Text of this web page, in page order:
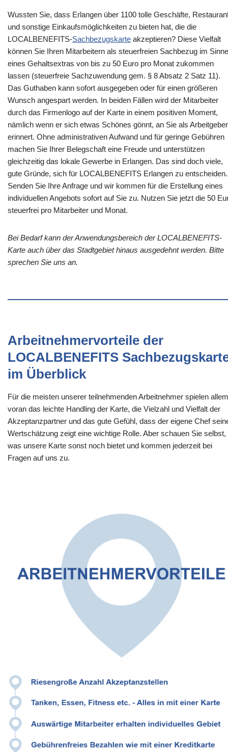
Wussten Sie, dass Erlangen über 1100 tolle Geschäfte,
und sonstige Einkaufsmöglichkeiten zu bieten hat, die die
LOCALBENEFITS-Sachbezugskarte akzeptieren? Diese Vielfalt
können Sie Ihren Mitarbeitern als steuerfreien Sachbezug im Sinne
eines Gehaltsextras von bis zu 50 Euro pro Monat zukommen
lassen (steuerfreie Sachzuwendung gem. § 8 Absatz 2 Satz 11).
Das Guthaben kann sofort ausgegeben oder für einen größeren
Wunsch angespart werden. In beiden Fällen wird der Mitarbeiter
durch das Firmenlogo auf der Karte in einem positiven Moment,
nämlich wenn er sich etwas Schönes gönnt, an Sie als Arbeitgeber
erinnert. Ohne administrativen Aufwand und für geringe Gebühren
machen Sie Ihrer Belegschaft eine Freude und unterstützen
gleichzeitig das lokale Gewerbe in Erlangen. Das sind doch viele,
gute Gründe, sich für LOCALBENEFITS Erlangen zu entscheiden.
Senden Sie Ihre Anfrage und wir kommen für die Erstellung eines
individuellen Angebots sofort auf Sie zu. Nutzen Sie jetzt die 50
steuerfrei pro Mitarbeiter und Monat.
Bei Bedarf kann der Anwendungsbereich der LOCALBENEFITS-
Karte auch über das Stadtgebiet hinaus ausgedehnt werden. Bitte
sprechen Sie uns an.
Arbeitnehmervorteile der
LOCALBENEFITS
im Überblick
Für die meisten unserer teilnehmenden Arbeitnehmer spielen allem
voran das leichte Handling der Karte, die Vielzahl und Vielfalt der
Akzeptanzpartner und das gute Gefühl, dass der eigene Chef
Wertschätzung zeigt eine wichtige Rolle. Aber schauen Sie selbst,
was unsere Karte sonst noch bietet und kommen jederzeit bei
Fragen auf uns zu.